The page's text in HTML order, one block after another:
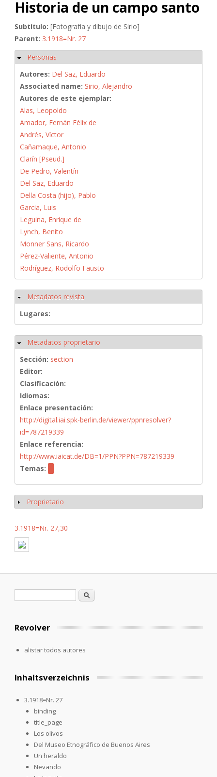
Historia de un campo santo
Subtítulo: [Fotografía y dibujo de Sirio]
Parent: 3.1918=Nr. 27
Ocultar
Personas
Autores: Del Saz, Eduardo
Associated name: Sirio, Alejandro
Autores de este ejemplar:
Alas, Leopoldo
Amador, Fernán Félix de
Andrés, Víctor
Cañamaque, Antonio
Clarín [Pseud.]
De Pedro, Valentín
Del Saz, Eduardo
Della Costa (hijo), Pablo
Garcia, Luis
Leguina, Enrique de
Lynch, Benito
Monner Sans, Ricardo
Pérez-Valiente, Antonio
Rodríguez, Rodolfo Fausto
Ocultar
Metadatos revista
Lugares:
Ocultar
Metadatos proprietario
Sección: section
Editor:
Clasificación:
Idiomas:
Enlace presentación:
http://digital.iai.spk-berlin.de/viewer/ppnresolver?
id=787219339
Enlace referencia:
http://www.iaicat.de/DB=1/PPN?PPN=787219339
Temas:
Mostrar
Proprietario
3.1918=Nr. 27,30
Formulario de búsqueda
Buscar
Revolver
alistar todos autores
Inhaltsverzeichnis
3.1918=Nr. 27
binding
title_page
Los olivos
Del Museo Etnográfico de Buenos Aires
Un heraldo
Nevando